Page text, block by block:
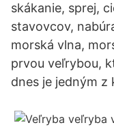
skákanie, sprej,
stavovcov,
morská vlna,
prvou veľrybou,
dnes je jedným